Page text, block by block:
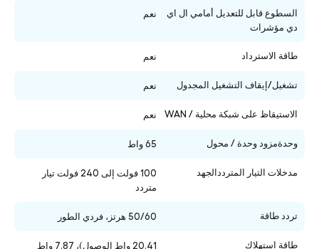
السطوع قابل للتعديل أمامي ال اي
دي مؤشرات
نعم
طاقة الاسترداد نعم
تشغيل/إيقاف التشغيل المجدول نعم
الاستيقاظ على شبكة محلية / WAN نعم
وحدةمزود وحدة / محول 65 واط
مدخلات التيار المترددالجهد
100 فولت إلى 240 فولت تيار
متردد
تردد طاقة 50/60 هرتز، فردي الطور
طاقة استهلاك
20.41 واط الوصول)، 7.87 واط